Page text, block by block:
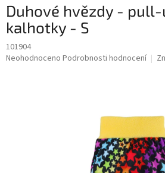
Duhové hvězdy -
kalhotky - S
101904
Průměrné
Neohodnoceno Podrobnosti hodnocení